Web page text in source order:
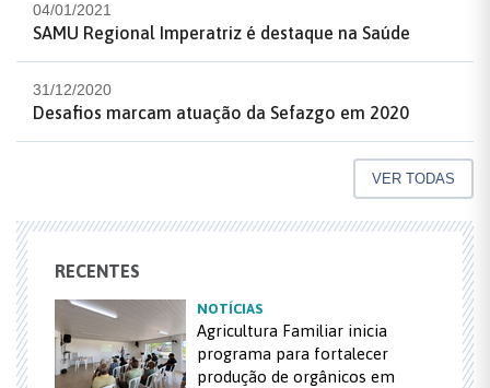
04/01/2021
SAMU Regional Imperatriz é destaque na Saúde
31/12/2020
Desafios marcam atuação da Sefazgo em 2020
VER TODAS
RECENTES
NOTÍCIAS
Agricultura Familiar inicia
programa para fortalecer
produção de orgânicos em